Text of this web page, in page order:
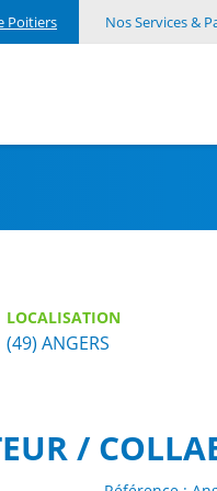
Poitiers Nos Services &
LOCALISATION
(49) ANGERS
/